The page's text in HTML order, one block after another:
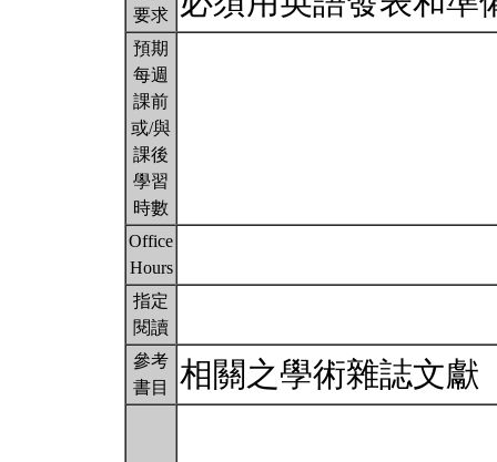
要求
預期
每週
課前
或/與
課後
學習
時數
Office
Hours
指定
閱讀
參考
書目
相關之學術雜誌文獻